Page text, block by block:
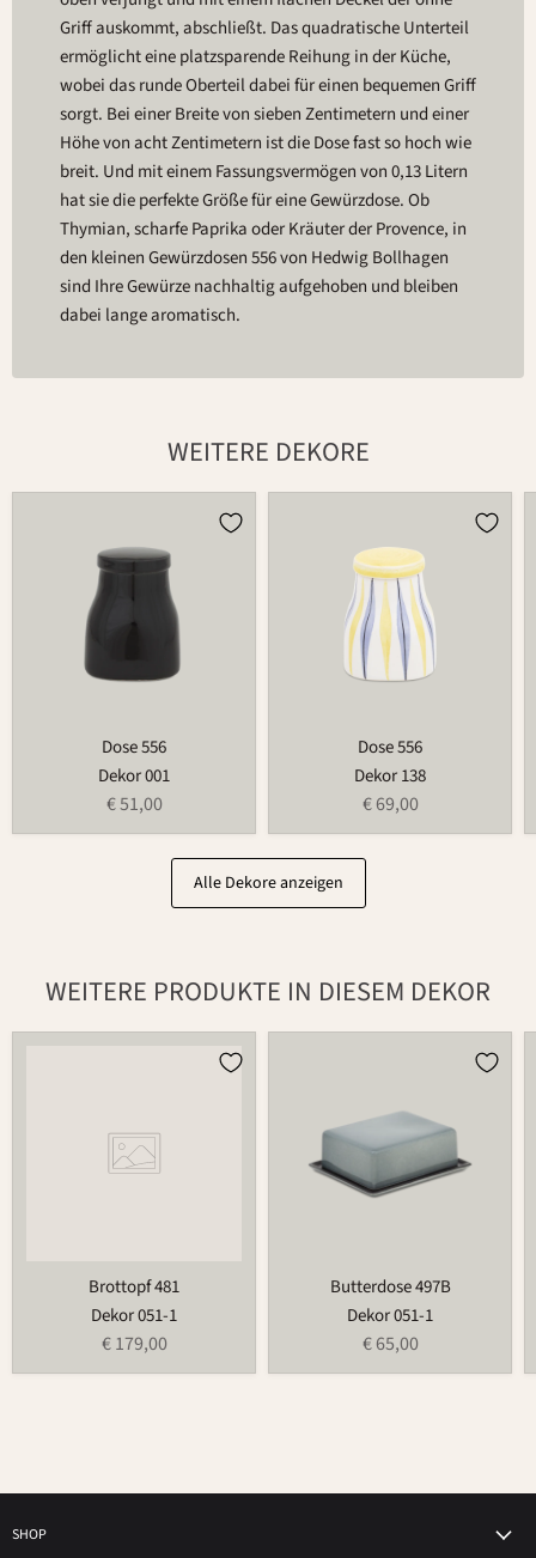
Griff auskommt, abschließt. Das quadratische Unterteil
ermöglicht eine platzsparende Reihung in der Küche,
wobei das runde Oberteil dabei für einen bequemen Griff
sorgt. Bei einer Breite von sieben Zentimetern und einer
Höhe von acht Zentimetern ist die Dose fast so hoch wie
breit. Und mit einem Fassungsvermögen von 0,13 Litern
hat sie die perfekte Größe für eine Gewürzdose. Ob
Thymian, scharfe Paprika oder Kräuter der Provence, in
den kleinen Gewürzdosen 556 von Hedwig Bollhagen
sind Ihre Gewürze nachhaltig aufgehoben und bleiben
dabei lange aromatisch.
WEITERE DEKORE
Dose 556
Dekor 001
€ 51,00
Dose 556
Dekor 138
€ 69,00
Alle Dekore anzeigen
WEITERE PRODUKTE IN DIESEM DEKOR
Brottopf 481
Dekor 051-1
€ 179,00
Butterdose 497B
Dekor 051-1
€ 65,00
SHOP